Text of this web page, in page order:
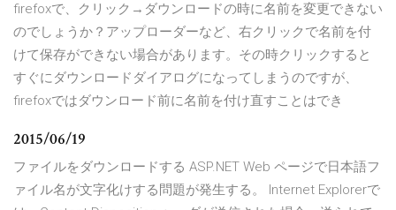
firefoxで、クリック→ダウンロードの時に名前を変更できない
のでしょうか？アップローダーなど、右クリックで名前を付
けて保存ができない場合があります。その時クリックすると
すぐにダウンロードダイアログになってしまうのですが、
firefoxではダウンロード前に名前を付け直すことはでき
2015/06/19
ファイルをダウンロードする ASP.NET Web ページで日本語フ
ァイル名が文字化けする問題が発生する。 Internet Explorerで